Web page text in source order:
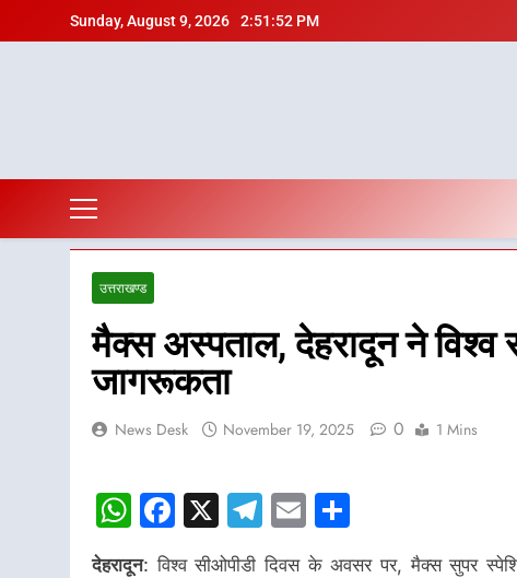
to
Sunday, August 9, 2026 2:51:53 PM
उत्तराखण्ड
मैक्स अस्पताल, देहरादून ने विश्व
जागरूकता
News Desk November 19, 2025 0 1 Mins
WhatsApp
Facebook
X Telegram
Email
देहरादून: विश्व सीओपीडी दिवस के अवसर पर, मैक्स सुपर